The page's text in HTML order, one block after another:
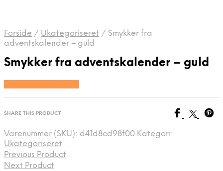
Forside / Ukategoriseret / Smykker fra
adventskalender – guld
Smykker fra adventskalender – guld
SHARE THIS PRODUCT
Varenummer (SKU): d41d8cd98f00 Kategori:
Ukategoriseret
Previous Product
Next Product